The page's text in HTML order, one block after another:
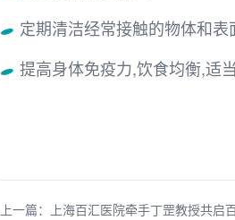
定期清洁经常接触的物体和
提高身体免疫力,饮食均衡,适
上一篇：上海百汇医院牵手丁罡教授共启